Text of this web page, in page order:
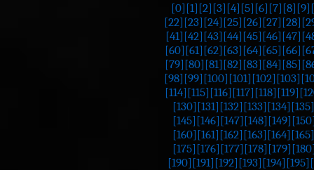
[0] [1] [2] [3] [4] [5] [6] [7] [8] [9]
[22] [23] [24] [25] [26] [27] [28]
[41] [42] [43] [44] [45] [46] [47]
[60] [61] [62] [63] [64] [65] [66]
[79] [80] [81] [82] [83] [84] [85]
[98] [99] [100] [101] [102] [103]
[114] [115] [116] [117] [118] [119]
[130] [131] [132] [133] [134] [135]
[145] [146] [147] [148] [149]
[160] [161] [162] [163] [164] [165]
[175] [176] [177] [178] [179]
[190] [191] [192] [193] [194] [195]